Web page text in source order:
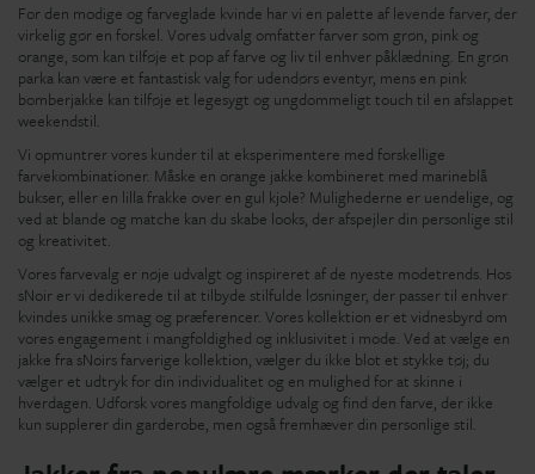
For den modige og farveglade kvinde har vi en palette af levende farver, der
virkelig gør en forskel. Vores udvalg omfatter farver som grøn, pink og
orange, som kan tilføje et pop af farve og liv til enhver påklædning. En grøn
parka kan være et fantastisk valg for udendørs eventyr, mens en pink
bomberjakke kan tilføje et legesygt og ungdommeligt touch til en afslappet
weekendstil.
Vi opmuntrer vores kunder til at eksperimentere med forskellige
farvekombinationer. Måske en orange jakke kombineret med marineblå
bukser, eller en lilla frakke over en gul kjole? Mulighederne er uendelige, og
ved at blande og matche kan du skabe looks, der afspejler din personlige stil
og kreativitet.
Vores farvevalg er nøje udvalgt og inspireret af de nyeste modetrends. Hos
sNoir er vi dedikerede til at tilbyde stilfulde løsninger, der passer til enhver
kvindes unikke smag og præferencer. Vores kollektion er et vidnesbyrd om
vores engagement i mangfoldighed og inklusivitet i mode. Ved at vælge en
jakke fra sNoirs farverige kollektion, vælger du ikke blot et stykke tøj; du
vælger et udtryk for din individualitet og en mulighed for at skinne i
hverdagen. Udforsk vores mangfoldige udvalg og find den farve, der ikke
kun supplerer din garderobe, men også fremhæver din personlige stil.